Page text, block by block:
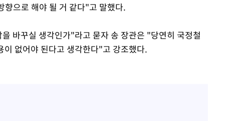
향으로 해야 될 거 같다"고 말했다.
바꾸실 생각인가"라고 묻자 송 장관은 "당연히 국정철
없어야 된다고 생각한다"고 강조했다.